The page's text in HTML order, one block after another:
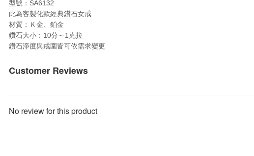
型號： SA6132
此為客製化款經典鑽石女戒
材質：Ｋ金、鉑金
鑽石大小： 10分～ 1 克拉
鑽石淨度與戒圍皆可依需求變更
Customer Reviews
No review for this product